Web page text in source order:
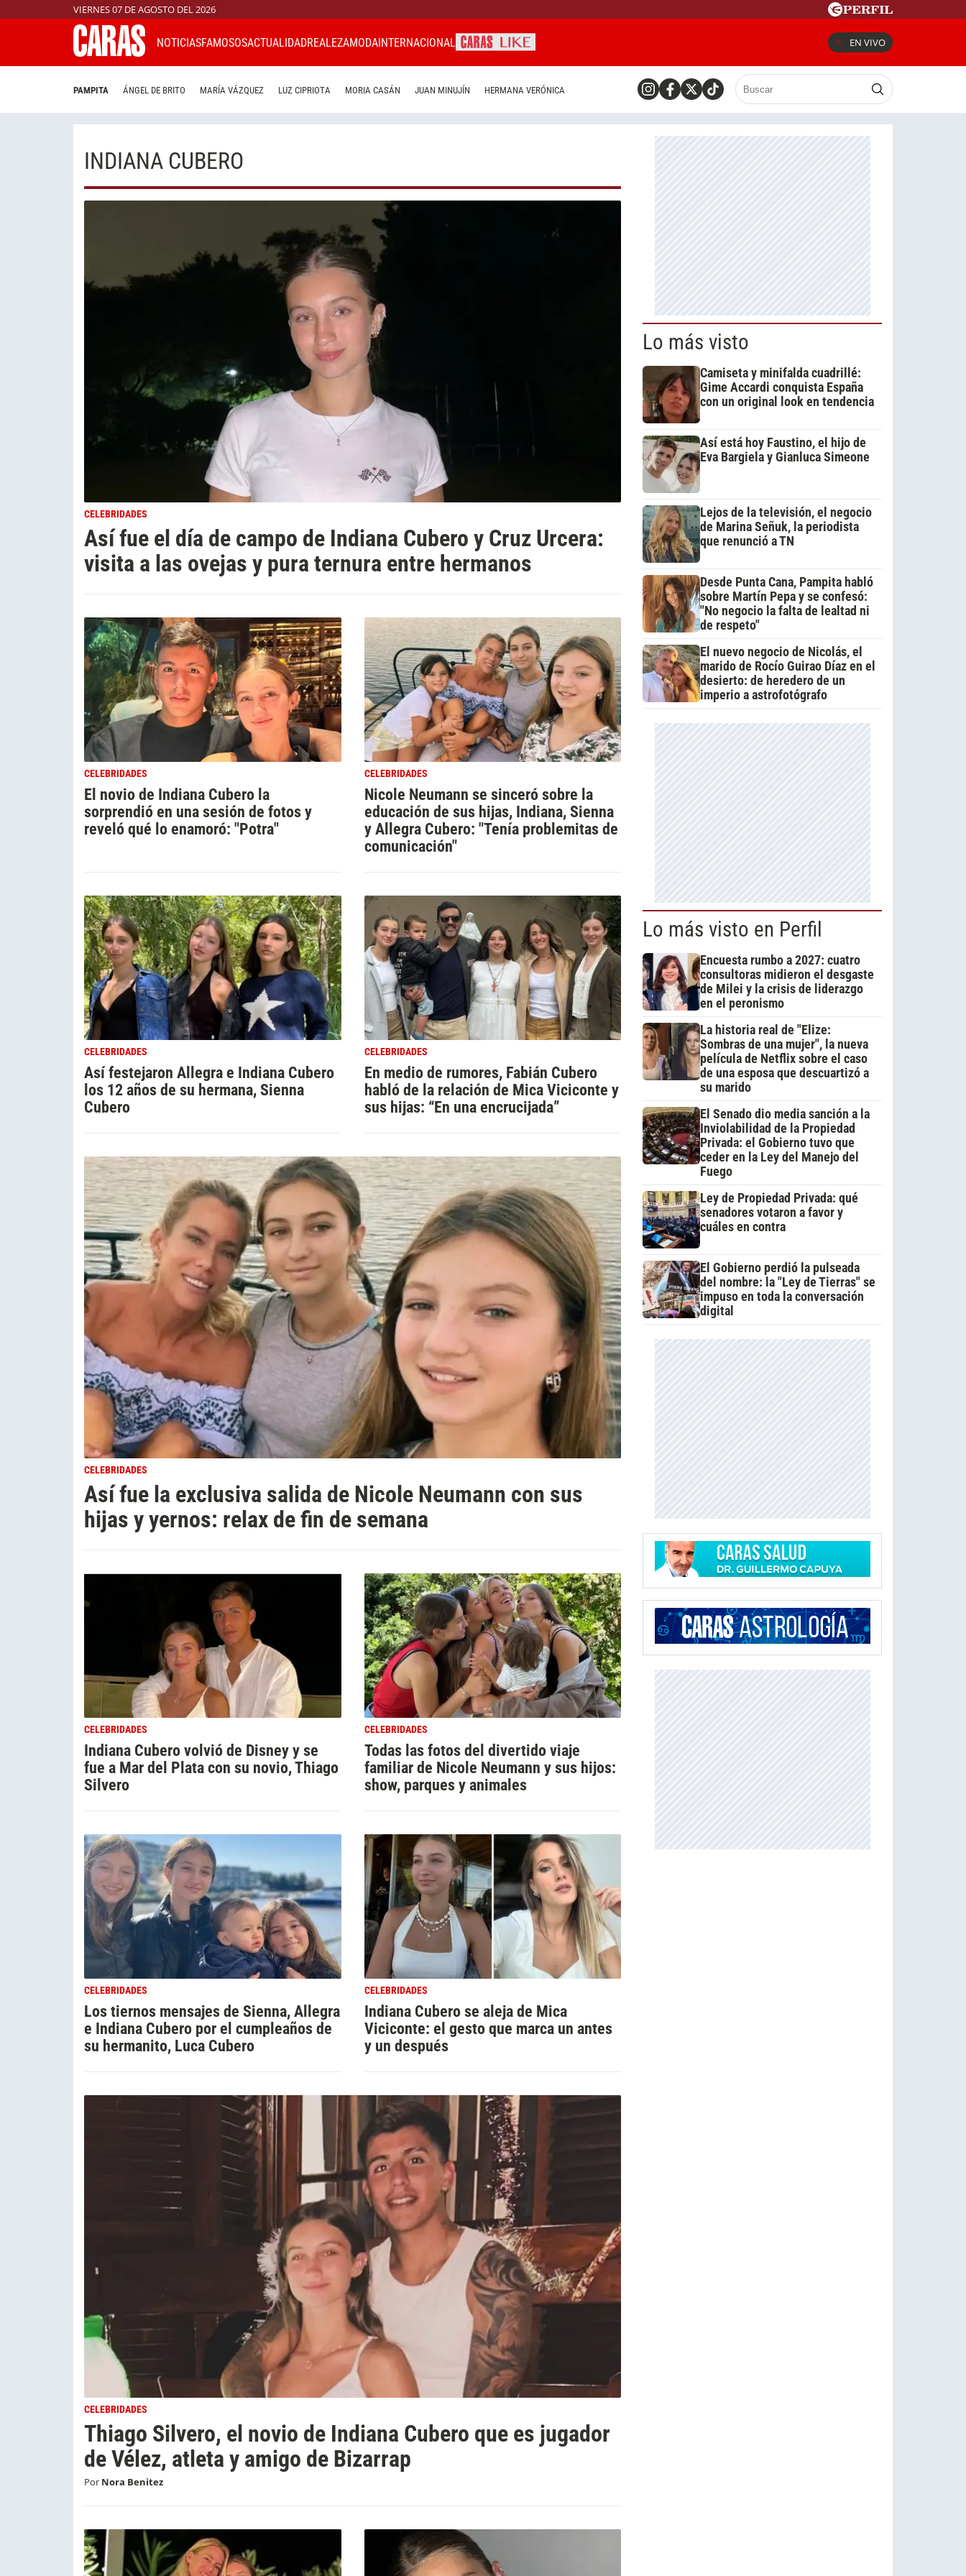
VIERNES 07 DE AGOSTO DEL 2026
NOTICIASFAMOSOSACTUALIDADREALEZAMODAINTERNACIONAL EN VIVO
PAMPITA ÁNGEL DE BRITO MARÍA VÁZQUEZ LUZ CIPRIOTA MORIA CASÁN JUAN MINUJÍN HERMANA VERÓNICA
INDIANA CUBERO
CELEBRIDADES
Así fue el día de campo de Indiana Cubero y Cruz Urcera:
visita a las ovejas y pura ternura entre hermanos
CELEBRIDADES
El novio de Indiana Cubero la
sorprendió en una sesión de fotos y
reveló qué lo enamoró: "Potra"
CELEBRIDADES
Nicole Neumann se sinceró sobre la
educación de sus hijas, Indiana, Sienna
y Allegra Cubero: "Tenía problemitas de
comunicación"
CELEBRIDADES
Así festejaron Allegra e Indiana Cubero
los 12 años de su hermana, Sienna
Cubero
CELEBRIDADES
En medio de rumores, Fabián Cubero
habló de la relación de Mica Viciconte y
sus hijas: “En una encrucijada”
CELEBRIDADES
Así fue la exclusiva salida de Nicole Neumann con sus
hijas y yernos: relax de fin de semana
CELEBRIDADES
Indiana Cubero volvió de Disney y se
fue a Mar del Plata con su novio, Thiago
Silvero
CELEBRIDADES
Todas las fotos del divertido viaje
familiar de Nicole Neumann y sus hijos:
show, parques y animales
CELEBRIDADES
Los tiernos mensajes de Sienna, Allegra
e Indiana Cubero por el cumpleaños de
su hermanito, Luca Cubero
CELEBRIDADES
Indiana Cubero se aleja de Mica
Viciconte: el gesto que marca un antes
y un después
CELEBRIDADES
Thiago Silvero, el novio de Indiana Cubero que es jugador
de Vélez, atleta y amigo de Bizarrap
Por Nora Benitez
Lo más visto
Camiseta y minifalda cuadrillé:
Gime Accardi conquista España
con un original look en tendencia
Así está hoy Faustino, el hijo de
Eva Bargiela y Gianluca Simeone
Lejos de la televisión, el negocio
de Marina Señuk, la periodista
que renunció a TN
Desde Punta Cana, Pampita habló
sobre Martín Pepa y se confesó:
"No negocio la falta de lealtad ni
de respeto"
El nuevo negocio de Nicolás, el
marido de Rocío Guirao Díaz en el
desierto: de heredero de un
imperio a astrofotógrafo
Lo más visto en Perfil
Encuesta rumbo a 2027: cuatro
consultoras midieron el desgaste
de Milei y la crisis de liderazgo
en el peronismo
La historia real de "Elize:
Sombras de una mujer", la nueva
película de Netflix sobre el caso
de una esposa que descuartizó a
su marido
El Senado dio media sanción a la
Inviolabilidad de la Propiedad
Privada: el Gobierno tuvo que
ceder en la Ley del Manejo del
Fuego
Ley de Propiedad Privada: qué
senadores votaron a favor y
cuáles en contra
El Gobierno perdió la pulseada
del nombre: la "Ley de Tierras" se
impuso en toda la conversación
digital